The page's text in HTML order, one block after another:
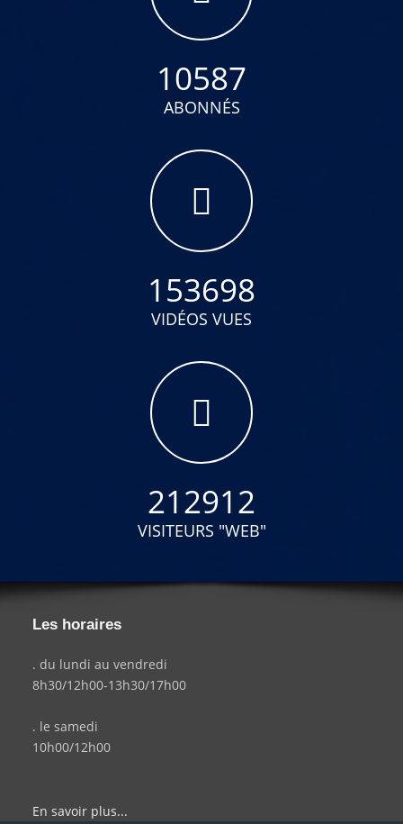
10587
ABONNÉS
153698
VIDÉOS VUES
212912
VISITEURS "WEB"
Les horaires
. du lundi au vendredi
8h30/12h00-13h30/17h00
. le samedi
10h00/12h00
En savoir plus...